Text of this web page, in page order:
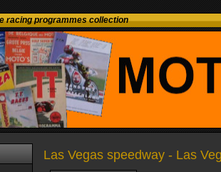
racing programmes collection
Las Vegas speedway - Las